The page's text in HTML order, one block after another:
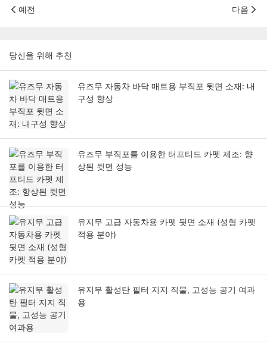
예전 다음
당신을 위해 추천
유즈무 자동차 바닥 매트용 부직포 뒷면 소재: 내
구성 향상
유즈무 부직포를 이용한 터프티드 카펫 제조: 향
상된 뒷면 성능
유지무 고급 자동차용 카펫 뒷면 소재 (성형 카펫
적용 분야)
유지무 활성탄 필터 지지 직물, 고성능 공기 여과
용